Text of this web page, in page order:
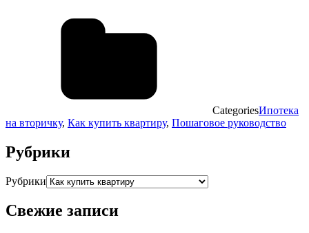
CategoriesИпотека
на вторичку, Как купить квартиру, Пошаговое руководство
Рубрики
Рубрики
Свежие записи